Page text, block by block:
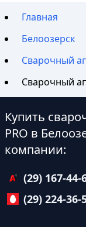
Главная
Белоозерск
Сварочный
Сварочный
Купить
PRO в
компании:
(29) 167-44-
(29) 224-36-